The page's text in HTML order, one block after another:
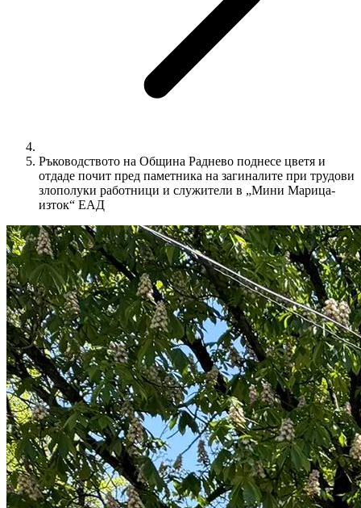
Ръководството на Община Раднево поднесе цветя и
отдаде почит пред паметника на загиналите при трудови
злополуки работници и служители в „Мини Марица-
изток“ ЕАД